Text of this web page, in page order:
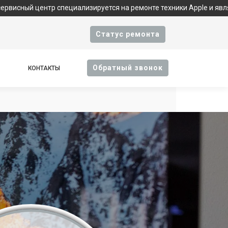
специализируется на ремонте техники Apple и является
Cтатус ремонта
КОНТАКТЫ Oбратный звонок